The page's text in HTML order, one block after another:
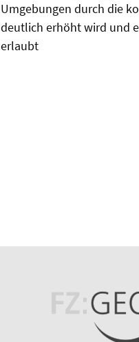
Umgebungen durch die
deutlich erhöht wird und
erlaubt